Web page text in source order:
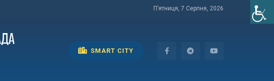
П’ятниця, 7 Серпня, 2026
SMART CITY